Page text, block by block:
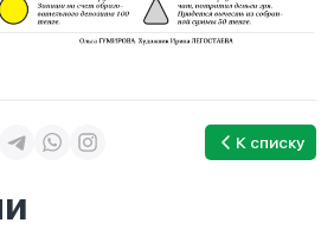
К списку